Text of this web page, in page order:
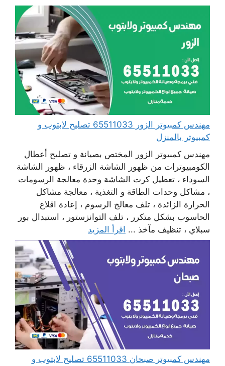
مهندس كمبيوتر الزور 65511033 تصليح لابتوب و
كمبيوتر بالمنزل
مهندس كمبيوتر الزور المختص بصيانة و تصليح أعطال
الكومبيوترات من ظهور الشاشة الزرقاء ، ظهور الشاشة
السوداء ، تعطيل كرت الشاشة وحدة معالجة الرسومات
، مشاكل وحدات الطاقة و التغذية ، معالجة مشاكل
الحرارة الزائدة ، تلف معالج الرسوم ، إعادة اقلاع
الحاسوب بشكل متكرر ، تلف التوانزستور ، استبدال بور
سبلاي ، تنظيف مآخذ ... اقرأ المزيد
مهندس كمبيوتر صبحان 65511033 تصليح لابتوب و